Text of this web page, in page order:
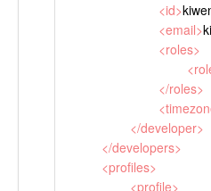
<id>
<email>
<roles>
<
</roles>
<
</developer>
</developers>
<profiles>
<profile>